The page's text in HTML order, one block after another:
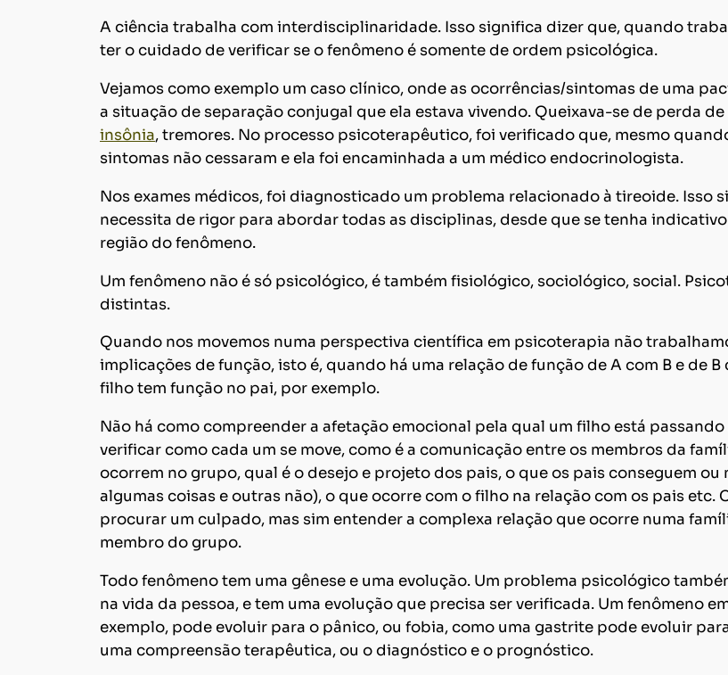
A ciência trabalha com interdisciplinaridade. Isso significa dizer que, quando
ter o cuidado de verificar se o fenômeno é somente de ordem psicológica.
Vejamos como exemplo um caso clínico, onde as ocorrências/sintomas de uma
a situação de separação conjugal que ela estava vivendo. Queixava-se de perda
insônia, tremores. No processo psicoterapêutico, foi verificado que, mesmo
sintomas não cessaram e ela foi encaminhada a um médico endocrinologista.
Nos exames médicos, foi diagnosticado um problema relacionado à tireoide. Isso
necessita de rigor para abordar todas as disciplinas, desde que se tenha
região do fenômeno.
Um fenômeno não é só psicológico, é também fisiológico, sociológico, social.
distintas.
Quando nos movemos numa perspectiva científica em psicoterapia não
implicações de função, isto é, quando há uma relação de função de A com B e de
filho tem função no pai, por exemplo.
Não há como compreender a afetação emocional pela qual um filho está
verificar como cada um se move, como é a comunicação entre os membros da
ocorrem no grupo, qual é o desejo e projeto dos pais, o que os pais conseguem
algumas coisas e outras não), o que ocorre com o filho na relação com os pais
procurar um culpado, mas sim entender a complexa relação que ocorre numa
membro do grupo.
Todo fenômeno tem uma gênese e uma evolução. Um problema psicológico
na vida da pessoa, e tem uma evolução que precisa ser verificada. Um fenômeno
exemplo, pode evoluir para o pânico, ou fobia, como uma gastrite pode evoluir
uma compreensão terapêutica, ou o diagnóstico e o prognóstico.